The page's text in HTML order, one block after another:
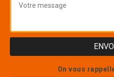
On vous